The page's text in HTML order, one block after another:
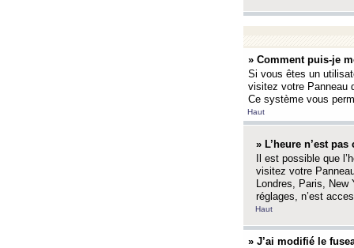
» Comment puis-je
Si vous êtes un
visitez votre Panneau
Ce système vous
Haut
» L’heure n’est pas
Il est possible que
visitez votre
Londres, Paris,
réglages, n’est
Haut
» J’ai modifié le